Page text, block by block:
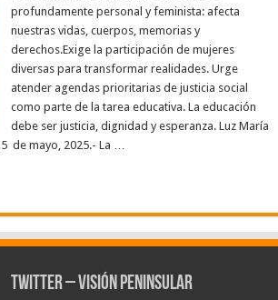
profundamente personal y feminista: afecta
nuestras vidas, cuerpos, memorias y
derechos.Exige la participación de mujeres
diversas para transformar realidades. Urge
atender agendas prioritarias de justicia social
como parte de la tarea educativa. La educación
debe ser justicia, dignidad y esperanza. Luz María
de mayo, 2025.- La …
Twitter – Visión Peninsular